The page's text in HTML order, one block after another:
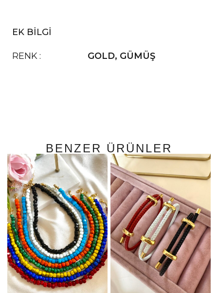
EK BILGI
RENK GOLD, GÜMÜŞ
BENZER ÜRÜNLER